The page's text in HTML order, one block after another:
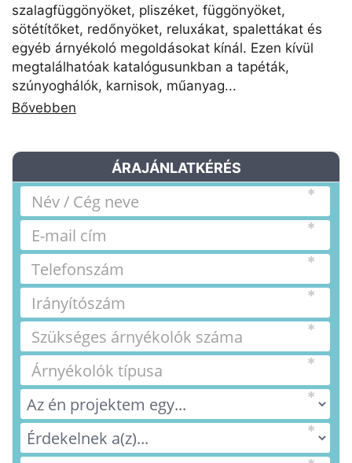
szalagfüggönyöket, pliszéket, függönyöket,
sötétítőket, redőnyöket, reluxákat, spalettákat és
egyéb árnyékoló megoldásokat kínál. Ezen kívül
megtalálhatóak katalógusunkban a tapéták,
szúnyoghálók, karnisok, műanyag...
Bővebben
ÁRAJÁNLATKÉRÉS